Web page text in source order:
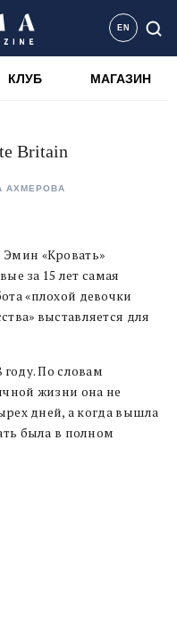
EN
КЛУБ МАГАЗИН
Britain
АХМЕРОВА
«Кровать»
за 15 лет самая
«плохой девочки
выставляется для
По словам
жизни она не
дней, а когда вышла
была в полном